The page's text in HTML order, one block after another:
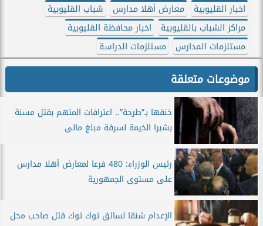
اخبار القليوبية معارض أهلا مدارس
شباب القليوبية
مراكز الشباب بالقليوبية
اخبار محافظة القليوبية
مستلزمات المدارس
مستلزمات الدراسة
موضوعات متعلقة
خنقها بـ”طرحة”.. اعترافات المتهم بقتل مسنة
بشبرا الخيمة لسرقة مبلغ مالى
رئيس الوزراء: 480 فرعا لمعارض أهلا مدارس
على مستوى الجمهورية
الإعدام شنقا لسائق توك توك قتل صاحب محل